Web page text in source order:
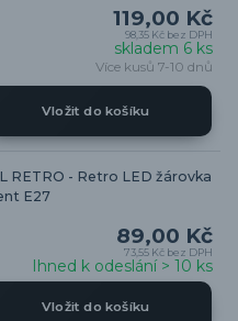
119,00 Kč
98,35 Kč bez DPH
skladem 6 ks
Více kusů 7-10 dnů
Vložit do košíku
RETRO - Retro LED žárovka
E27
89,00 Kč
73,55 Kč bez DPH
Ihned k odeslání > 10 ks
Vložit do košíku